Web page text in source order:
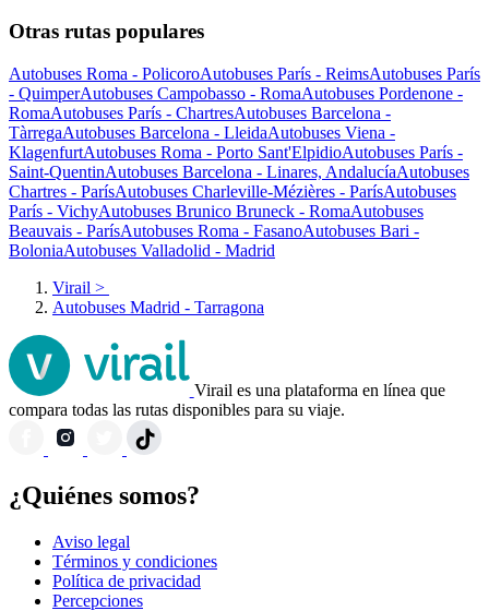
Otras rutas populares
Autobuses Roma - PolicoroAutobuses París - ReimsAutobuses París
- QuimperAutobuses Campobasso - RomaAutobuses Pordenone -
RomaAutobuses París - ChartresAutobuses Barcelona -
TàrregaAutobuses Barcelona - LleidaAutobuses Viena -
KlagenfurtAutobuses Roma - Porto Sant'ElpidioAutobuses París -
Saint-QuentinAutobuses Barcelona - Linares, AndalucíaAutobuses
Chartres - ParísAutobuses Charleville-Mézières - ParísAutobuses
París - VichyAutobuses Brunico Bruneck - RomaAutobuses
Beauvais - ParísAutobuses Roma - FasanoAutobuses Bari -
BoloniaAutobuses Valladolid - Madrid
Virail >
Autobuses Madrid - Tarragona
Virail es una plataforma en línea que
compara todas las rutas disponibles para su viaje.
¿Quiénes somos?
Aviso legal
Términos y condiciones
Política de privacidad
Percepciones